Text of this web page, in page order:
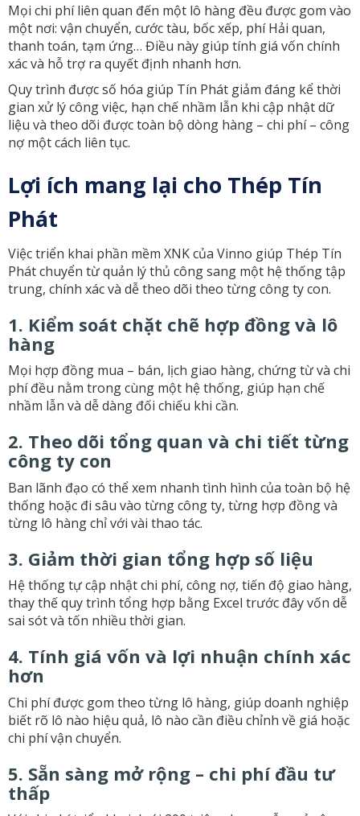
Mọi chi phí liên quan đến một lô hàng đều được gom vào
một nơi: vận chuyển, cước tàu, bốc xếp, phí Hải quan,
thanh toán, tạm ứng… Điều này giúp tính giá vốn chính
xác và hỗ trợ ra quyết định nhanh hơn.
Quy trình được số hóa giúp Tín Phát giảm đáng kể thời
gian xử lý công việc, hạn chế nhầm lẫn khi cập nhật dữ
liệu và theo dõi được toàn bộ dòng hàng – chi phí – công
nợ một cách liên tục.
Lợi ích mang lại cho Thép Tín
Phát
Việc triển khai phần mềm XNK của Vinno giúp Thép Tín
Phát chuyển từ quản lý thủ công sang một hệ thống tập
trung, chính xác và dễ theo dõi theo từng công ty con.
1. Kiểm soát chặt chẽ hợp đồng và lô
hàng
Mọi hợp đồng mua – bán, lịch giao hàng, chứng từ và chi
phí đều nằm trong cùng một hệ thống, giúp hạn chế
nhầm lẫn và dễ dàng đối chiếu khi cần.
2. Theo dõi tổng quan và chi tiết từng
công ty con
Ban lãnh đạo có thể xem nhanh tình hình của toàn bộ hệ
thống hoặc đi sâu vào từng công ty, từng hợp đồng và
từng lô hàng chỉ với vài thao tác.
3. Giảm thời gian tổng hợp số liệu
Hệ thống tự cập nhật chi phí, công nợ, tiến độ giao hàng,
thay thế quy trình tổng hợp bằng Excel trước đây vốn dễ
sai sót và tốn nhiều thời gian.
4. Tính giá vốn và lợi nhuận chính xác
hơn
Chi phí được gom theo từng lô hàng, giúp doanh nghiệp
biết rõ lô nào hiệu quả, lô nào cần điều chỉnh về giá hoặc
chi phí vận chuyển.
5. Sẵn sàng mở rộng – chi phí đầu tư
thấp